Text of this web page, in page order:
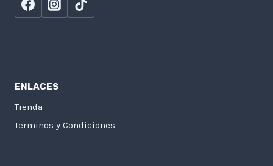
ENLACES
Tienda
Terminos y Condiciones